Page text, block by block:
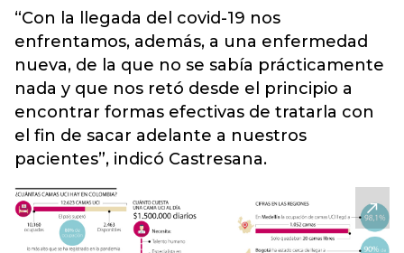
“Con la llegada del covid-19 nos
enfrentamos, además, a una enfermedad
nueva, de la que no se sabía prácticamente
nada y que nos retó desde el principio a
encontrar formas efectivas de tratarla con
el fin de sacar adelante a nuestros
pacientes”, indicó Castresana.